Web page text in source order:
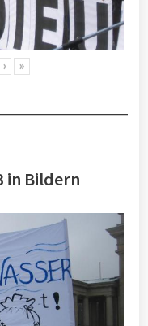
› »
in Bildern